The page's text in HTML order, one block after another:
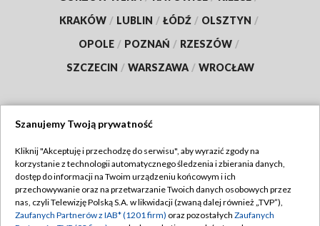
KRAKÓW / LUBLIN / ŁÓDŹ / OLSZTYN /
OPOLE / POZNAŃ / RZESZÓW /
SZCZECIN / WARSZAWA / WROCŁAW
TVP
Abonament TVP
Emisja w TVP
Regulamin TVP
Polityka prywatności
Szanujemy Twoją prywatność
Kliknij "Akceptuję i przechodzę do serwisu", aby wyrazić zgody na
korzystanie z technologii automatycznego śledzenia i zbierania danych,
dostęp do informacji na Twoim urządzeniu końcowym i ich
przechowywanie oraz na przetwarzanie Twoich danych osobowych przez
nas, czyli Telewizję Polską S.A. w likwidacji (zwaną dalej również „TVP”),
Zaufanych Partnerów z IAB* (1201 firm) oraz pozostałych Zaufanych